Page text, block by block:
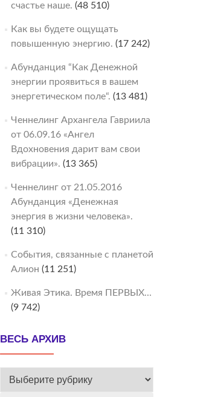
счастье наше. (48 510)
Как вы будете ощущать
повышенную энергию. (17 242)
Абунданция “Как Денежной
энергии проявиться в вашем
энергетическом поле“. (13 481)
Ченнелинг Архангела Гавриила
от 06.09.16 «Ангел
Вдохновения дарит вам свои
вибрации». (13 365)
Ченнелинг от 21.05.2016
Абунданция «Денежная
энергия в жизни человека».
(11 310)
События, связанные с планетой
Алион (11 251)
Живая Этика. Время ПЕРВЫХ…
(9 742)
ВЕСЬ АРХИВ
ВЕСЬ